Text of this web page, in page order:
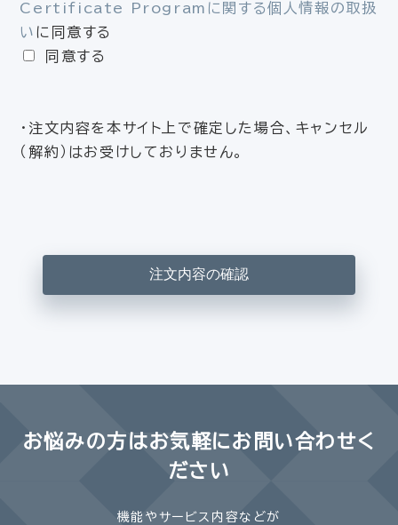
Certificate Programに関する個人情報の取扱
い に同意する
同意する
・注文内容を本サイト上で確定した場合、キャンセル
（解約）はお受けしておりません。
お悩みの方はお気軽にお問い合わせく
ださい
機能やサービス内容などが